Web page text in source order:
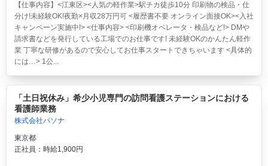
【仕事内容】<江東区><人気の軽作業>駅チカ徒歩10分 印刷物の検品・仕
分け!未経験OK!夜勤×月収28万円可 <履歴書不要 オンライン面接OK><入社
キャンペーン実施中!> <仕事内容> <印刷機オペレータ・検品など!> DMや
請求書などを発行している工場でのお仕事です! 未経験OKのかんたん軽作
業 丁寧な研修があるので安心してお仕事スタートできちゃいます <具体的
には…> 1公...
「土日祝休み」希少小児専門の訪問看護ステーションにおける
看護師業務
株式会社パソナ
東京都
正社員：時給1,900円